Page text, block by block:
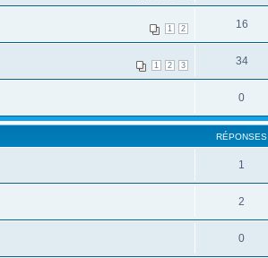
1 2 16
1 2 3 34
0
RÉPONSES
1
2
0